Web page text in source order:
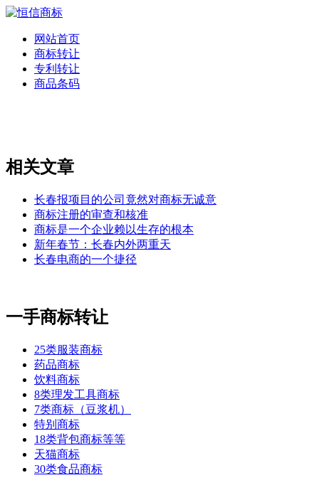
网站首页
商标转让
专利转让
商品条码
相关文章
长春报项目的公司竟然对商标无诚意
商标注册的审查和核准
商标是一个企业赖以生存的根本
新年春节：长春内外两重天
长春电商的一个捷径
一手商标转让
25类服装商标
药品商标
饮料商标
8类理发工具商标
7类商标（豆浆机）
特别商标
18类背包商标等等
天猫商标
30类食品商标